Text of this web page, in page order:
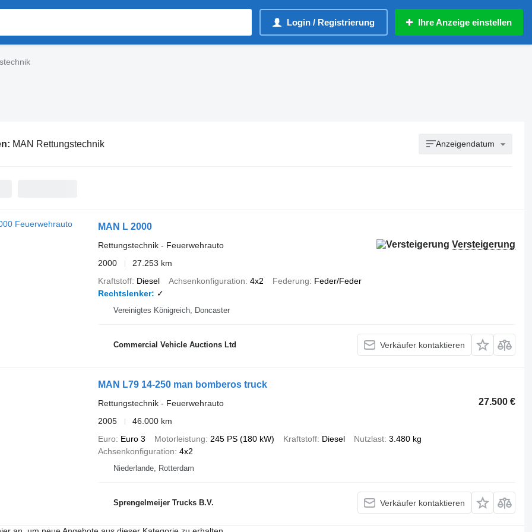
Login / Registrierung Ihre Anzeige einstellen
MAN Rettungstechnik Anzeigendatum
MAN L 2000
Versteigerung
Rettungstechnik - Feuerwehrauto
2000
27.253 km
Kraftstoff Diesel Achsenkonfiguration 4x2 Federung
Feder/Feder
Rechtslenker
✓
Vereinigtes Königreich, Doncaster
Commercial Vehicle Auctions Ltd Verkäufer kontaktieren
MAN L79 14-250 man bomberos truck
27.500 €
Rettungstechnik - Feuerwehrauto
2005
46.000 km
Euro
Euro 3 Motorleistung 245 PS (180 kW) Kraftstoff Diesel Nutzlast 3.480 kg
Achsenkonfiguration 4x2
Niederlande, Rotterdam
Sprengelmeijer Trucks B.V. Verkäufer kontaktieren